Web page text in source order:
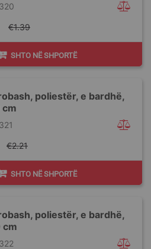
€1.39
SHTO NË SHPORTË
poliestër, e bardhë,
€2.21
SHTO NË SHPORTË
poliestër, e bardhë,
cm